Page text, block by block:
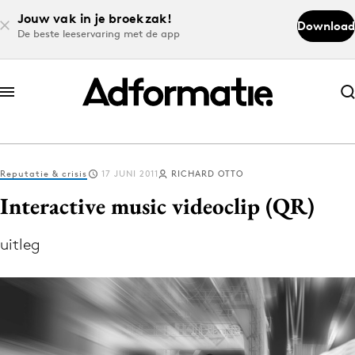
Jouw vak in je broekzak!
De beste leeservaring met de app
Download
Abonneer nu
Abonneer nu
Log in
Nieuws app
Reputatie & crisis 17 JUNI 2011 RICHARD OTTO
Interactive music videoclip (QR)
uitleg